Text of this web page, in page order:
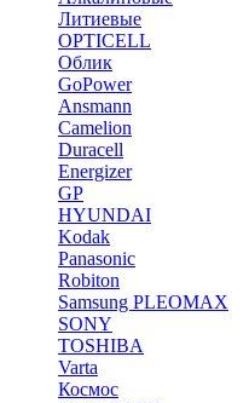
Литиевые
OPTICELL
Облик
GoPower
Ansmann
Camelion
Duracell
Energizer
GP
HYUNDAI
Kodak
Panasonic
Robiton
Samsung PLEOMAX
SONY
TOSHIBA
Varta
Космос